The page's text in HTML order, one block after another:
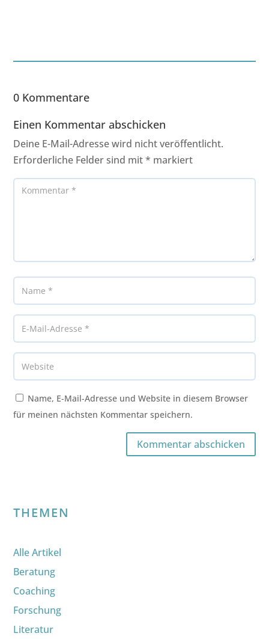
0 Kommentare
Einen Kommentar abschicken
Deine E-Mail-Adresse wird nicht veröffentlicht.
Erforderliche Felder sind mit* markiert
Name, E-Mail-Adresse und Website in diesem Browser
für meinen nächsten Kommentar speichern.
Kommentar abschicken
THEMEN
Alle Artikel
Beratung
Coaching
Forschung
Literatur